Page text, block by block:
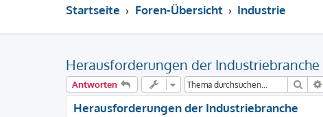
Startseite Foren-Übersicht Industrie
Herausforderungen der Industriebranche
Antworten Suche
Herausforderungen der Industriebranche